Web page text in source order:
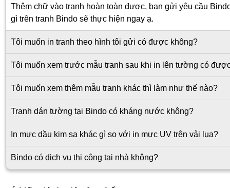
Thêm chữ vào tranh hoàn toàn được, bạn gửi yêu cầu
gì trên tranh Bindo sẽ thực hiện ngay ạ.
Tôi muốn in tranh theo hình tôi gửi có được không?
Tôi muốn xem trước mẫu tranh sau khi in lên tường có
Tôi muốn xem thêm mẫu tranh khác thì làm như thế nào?
Tranh dán tường tại Bindo có kháng nước không?
In mực dầu kim sa khác gì so với in mực UV trên vải lụa?
Bindo có dịch vụ thi công tại nhà không?